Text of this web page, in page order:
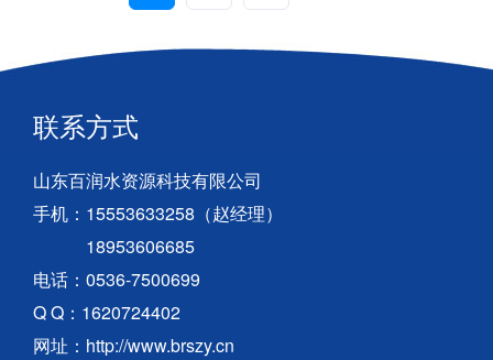
联系方式
山东百润水资源科技有限公司
手机：15553633258（赵经理）
18953606685
电话：0536-7500699
Q Q：1620724402
网址：http://www.brszy.cn